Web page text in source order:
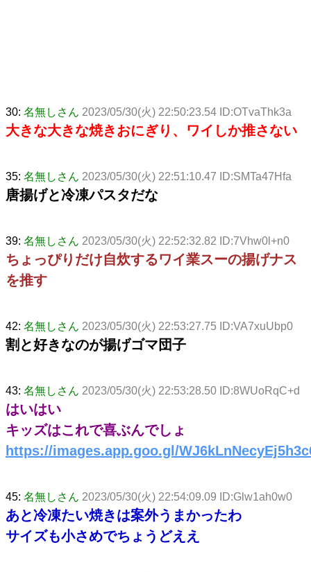
30: 名無しさん 2023/05/30(火) 22:50:23.54 ID:OTvaThk3a
大きな大きな焼きおにぎり、ワイしか推さない
35: 名無しさん 2023/05/30(火) 22:51:10.47 ID:SMTa47Hfa
唐揚げと冷凍パスタだな
39: 名無しさん 2023/05/30(火) 22:52:32.82 ID:7Vhw0l+n0
ちょっぴりだけ自炊するワイ業スーの揚げナス
を推す
42: 名無しさん 2023/05/30(火) 22:53:27.75 ID:VA7xuUbp0
割と好きなのが揚げゴマ団子
43: 名無しさん 2023/05/30(火) 22:53:28.50 ID:8WUoRqC+d
はいはい
キッズはこれで喜ぶんでしょ
https://images.app.goo.gl/
45: 名無しさん 2023/05/30(火) 22:54:09.09 ID:Glw1ah0w0
あと冷凍たい焼きは案外うまかったわ
サイズも小さめでちょうどええ